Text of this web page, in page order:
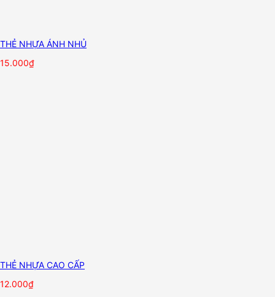
THẺ NHỰA ÁNH NHỦ
15.000₫
THẺ NHỰA CAO CẤP
12.000₫